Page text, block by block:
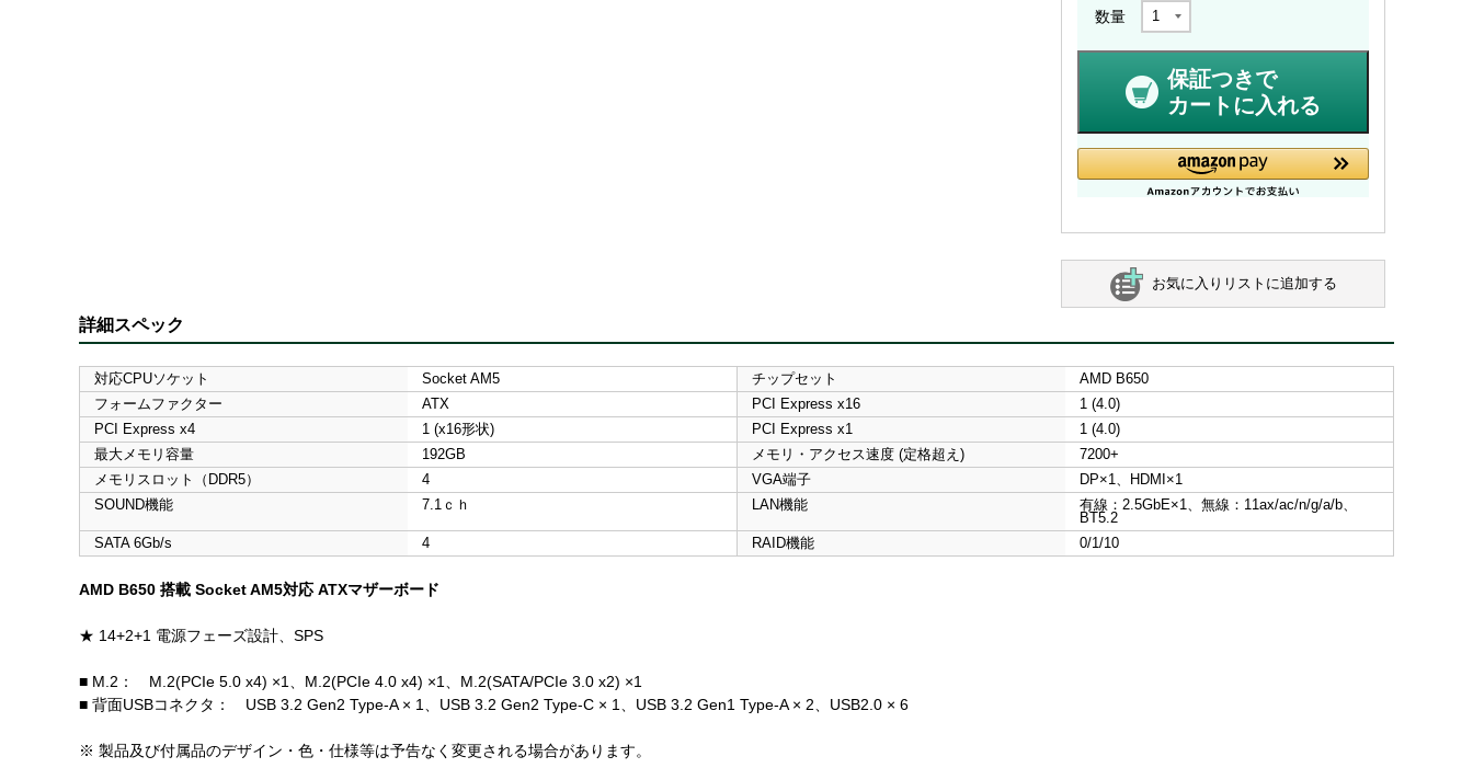
数量
保証つきで
カートに入れる
お気に入りリストに追加する
詳細スペック
対応CPUソケット Socket AM5 チップセット
AMD B650
フォームファクター
ATX PCI Express x16
1 (4.0)
PCI Express x4
1 (x16形状) PCI Express x1
1 (4.0)
最大メモリ容量
192GB メモリ・アクセス速度 (定格超え)
7200+
メモリスロット（DDR5）
4 VGA端子
DP×1、HDMI×1
SOUND機能
7.1ｃｈ LAN機能
有線：2.5GbE×1、無線：11ax/ac/n/g/a/b、
BT5.2
SATA 6Gb/s
4 RAID機能 0/1/10
AMD B650 搭載 Socket AM5対応 ATXマザーボード
★ 14+2+1 電源フェーズ設計、SPS
■ M.2： M.2(PCIe 5.0 x4) ×1、M.2(PCIe 4.0 x4) ×1、M.2(SATA/PCIe 3.0 x2) ×1
■ 背面USBコネクタ： USB 3.2 Gen2 Type-A × 1、USB 3.2 Gen2 Type-C × 1、USB 3.2 Gen1 Type-A × 2、USB2.0 × 6
※ 製品及び付属品のデザイン・色・仕様等は予告なく変更される場合があります。